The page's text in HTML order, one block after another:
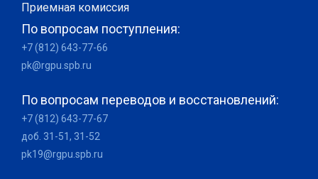
Приемная комиссия
По вопросам поступления:
+7 (812) 643-77-66
pk@rgpu.spb.ru
По вопросам переводов и восстановлений:
+7 (812) 643-77-67
доб. 31-51, 31-52
pk19@rgpu.spb.ru